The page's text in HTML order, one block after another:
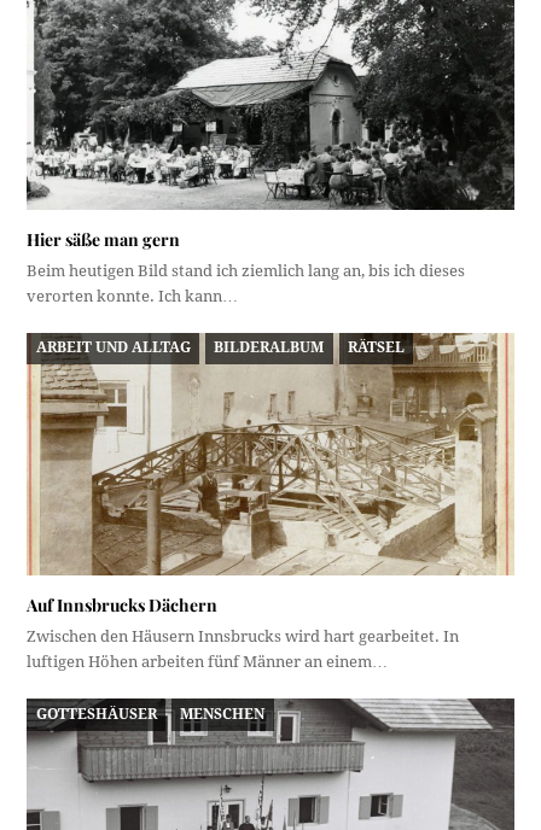
Hier säße man gern
Beim heutigen Bild stand ich ziemlich lang an, bis ich dieses
verorten konnte. Ich kann…
ARBEIT UND ALLTAG BILDERALBUM RÄTSEL
Auf Innsbrucks Dächern
Zwischen den Häusern Innsbrucks wird hart gearbeitet. In
luftigen Höhen arbeiten fünf Männer an einem…
GOTTESHÄUSER MENSCHEN